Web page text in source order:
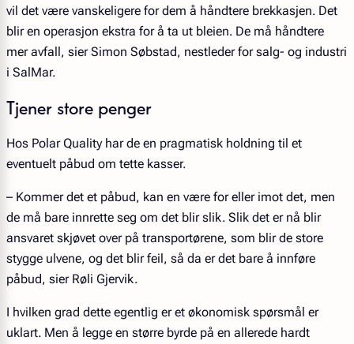
vil det være vanskeligere for dem å håndtere brekkasjen. Det
blir en operasjon ekstra for å ta ut bleien. De må håndtere
mer avfall, sier Simon Søbstad, nestleder for salg- og industri
i SalMar.
Tjener store penger
Hos Polar Quality har de en pragmatisk holdning til et
eventuelt påbud om tette kasser.
– Kommer det et påbud, kan en være for eller imot det, men
de må bare innrette seg om det blir slik. Slik det er nå blir
ansvaret skjøvet over på transportørene, som blir de store
stygge ulvene, og det blir feil, så da er det bare å innføre
påbud, sier Røli Gjervik.
I hvilken grad dette egentlig er et økonomisk spørsmål er
uklart. Men å legge en større byrde på en allerede hardt